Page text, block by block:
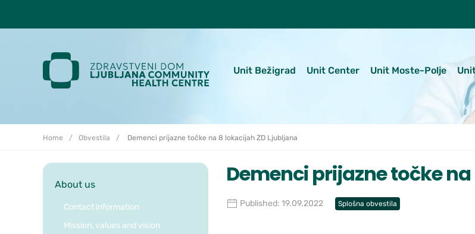
Unit Bežigrad Unit Center Unit Moste-Polje
Home Obvestila Demenci prijazne točke na 8 lokacijah ZD Ljubljana
About us
Contact information
Mission, values and vision
Demenci prijazne točke
Published: 19.09.2022 Splošna obvestila